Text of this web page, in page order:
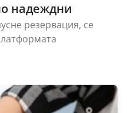
надеждни
резервация, се